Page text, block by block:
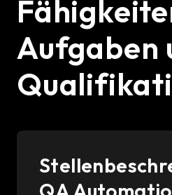
Aufgaben